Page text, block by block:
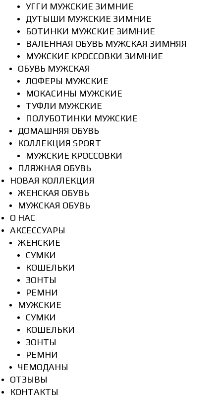
УГГИ МУЖСКИЕ ЗИМНИЕ
ДУТЫШИ МУЖСКИЕ ЗИМНИЕ
БОТИНКИ МУЖСКИЕ ЗИМНИЕ
ВАЛЕННАЯ ОБУВЬ МУЖСКАЯ ЗИМНЯЯ
МУЖСКИЕ КРОССОВКИ ЗИМНИЕ
ОБУВЬ МУЖСКАЯ
ЛОФЕРЫ МУЖСКИЕ
МОКАСИНЫ МУЖСКИЕ
ТУФЛИ МУЖСКИЕ
ПОЛУБОТИНКИ МУЖСКИЕ
ДОМАШНЯЯ ОБУВЬ
КОЛЛЕКЦИЯ SPORT
МУЖСКИЕ КРОССОВКИ
ПЛЯЖНАЯ ОБУВЬ
НОВАЯ КОЛЛЕКЦИЯ
ЖЕНСКАЯ ОБУВЬ
МУЖСКАЯ ОБУВЬ
О НАС
АКСЕССУАРЫ
ЖЕНСКИЕ
СУМКИ
КОШЕЛЬКИ
ЗОНТЫ
РЕМНИ
МУЖСКИЕ
СУМКИ
КОШЕЛЬКИ
ЗОНТЫ
РЕМНИ
ЧЕМОДАНЫ
ОТЗЫВЫ
КОНТАКТЫ